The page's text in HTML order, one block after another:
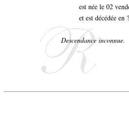
est née le 02
et est décédée en ?
Descendance inconnue.